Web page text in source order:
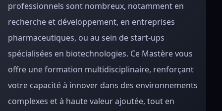
professionnels sont nombreux, notamment en
recherche et développement, en entreprises
pharmaceutiques, ou au sein de start-ups
spécialisées en biotechnologies. Ce Mastère vous
offre une formation multidisciplinaire, renforçant
votre capacité à innover dans des environnements
complexes et à haute valeur ajoutée, tout en